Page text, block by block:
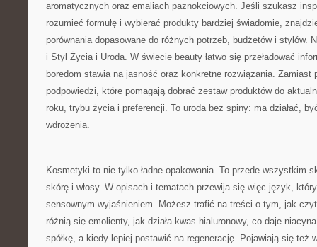
aromatycznych oraz emaliach paznokciowych. Jeśli szukasz
rozumieć formułę i wybierać produkty bardziej świadomie,
porównania dopasowane do różnych potrzeb, budżetów i stylów.
i Styl Życia i Uroda. W świecie beauty łatwo się przeładować
boredom stawia na jasność oraz konkretne rozwiązania. Zamiast
podpowiedzi, które pomagają dobrać zestaw produktów do
roku, trybu życia i preferencji. To uroda bez spiny: ma działać,
wdrożenia.
Kosmetyki to nie tylko ładne opakowania. To przede wszystkim
skórę i włosy. W opisach i tematach przewija się więc język,
sensownym wyjaśnieniem. Możesz trafić na treści o tym, jak
różnią się emolienty, jak działa kwas hialuronowy, co daje
spółkę, a kiedy lepiej postawić na regenerację. Pojawiają się też